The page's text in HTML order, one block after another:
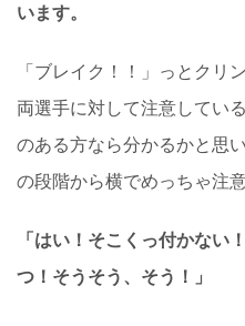
います。
「ブレイク！！」っとクリ
両選手に対して注意してい
のある方なら分かるかと思
の段階から横でめっちゃ注
「はい！そこくっ付かない
つ！そうそう、そう！」